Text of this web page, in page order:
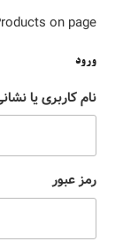
on page
ورود
نام کاربری یا
رمز عبور